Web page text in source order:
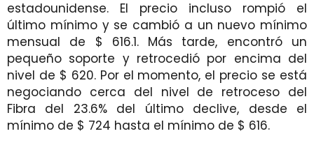
estadounidense. El precio incluso rompió el
último mínimo y se cambió a un nuevo mínimo
mensual de $ 616.1. Más tarde, encontró un
pequeño soporte y retrocedió por encima del
nivel de $ 620. Por el momento, el precio se está
negociando cerca del nivel de retroceso del
Fibra del 23.6% del último declive, desde el
mínimo de $ 724 hasta el mínimo de $ 616.